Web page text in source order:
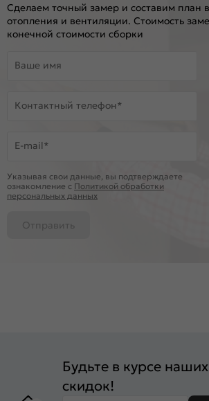
Сделаем точный замер и составим план
отопления и вентиляции. Стоимость
конечной стоимости сборки
Ваше имя
Контактный телефон*
E-mail*
Указывая свои данные, вы подтверждаете
ознакомление c Политикой обработки
персональных данных
Отправить
Будьте в курсе
скидок!